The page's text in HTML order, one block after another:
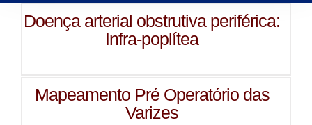
Doença arterial obstrutiva periférica:
Infra-poplítea
Mapeamento Pré Operatório das
Varizes